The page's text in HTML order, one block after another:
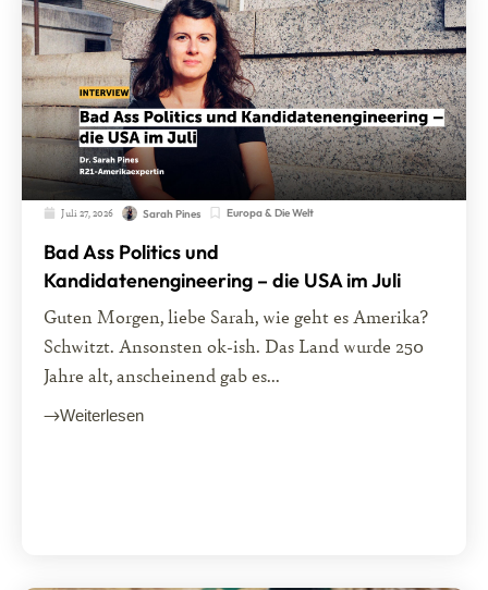
Juli 27, 2026 Sarah Pines Europa & Die Welt
Bad Ass Politics und
Kandidatenengineering – die USA im Juli
Guten Morgen, liebe Sarah, wie geht es Amerika?
Schwitzt. Ansonsten ok-ish. Das Land wurde 250
Jahre alt, anscheinend gab es...
Weiterlesen